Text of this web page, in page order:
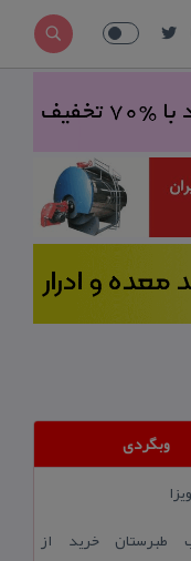
وبگردی
طبرستان خرید از